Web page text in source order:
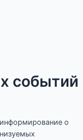
событий
о